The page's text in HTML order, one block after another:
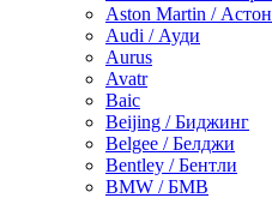
Aston Martin /
Audi / Ауди
Aurus
Avatr
Baic
Beijing / Биджинг
Belgee / Белджи
Bentley / Бентли
BMW / БМВ